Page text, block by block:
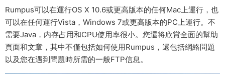
Rumpus可以在運行OS X 10.6或更高版本的任何Mac上運行，也
可以在任何運行Vista，Windows 7或更高版本的PC上運行。不
需要Java，内存占用和CPU使用率很小。您還将欣賞全面的幫助
頁面和文章，其中不僅包括如何使用Rumpus，還包括網絡問題
以及您在遇到問題時所需的一般FTP信息。